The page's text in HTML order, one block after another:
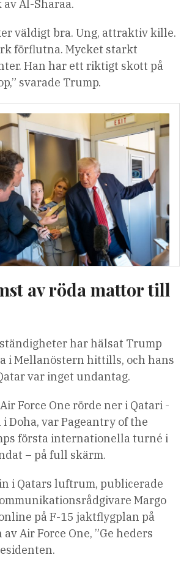
Al-Sharaa.
väldigt bra. Ung, attraktiv kille.
förflutna. Mycket starkt
Han har ett riktigt skott på
svarade Trump.
av röda mattor till
har hälsat Trump
i Mellanöstern hittills, och hans
var inget undantag.
Force One rörde ner i Qatari -
Doha, var Pageantry of the
första internationella turné i
– på full skärm.
i Qatars luftrum, publicerade
Margo
på F-15 jaktflygplan på
Air Force One, ”Ge heders